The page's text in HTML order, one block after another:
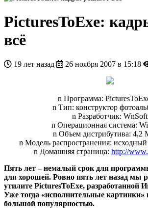
PicturesToExe:
всё
19 лет назад 26 ноября 2007 в 15:18
n Программа:
n Тип: конструктор
n Разработчик: WnSoft
n Операционная система:
n Объем дистрибутива: 4,2
n Модель распространения: исходный
n Домашняя страница: http://
Пять лет – немалый срок для
для хорошей. Ровно пять лет назад мы
утилите PicturesToExe, разработанной
Уже тогда «исполнительные картинки»
большой популярностью.